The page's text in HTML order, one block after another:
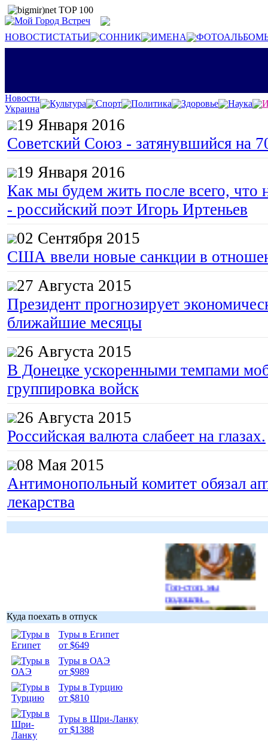
НОВОСТИСТАТЬИ СОННИК ИМЕНА
Новости
Украина
Культура Спорт Политика Здоровье Наука
19 Января 2016
Советский Союз - затянувшийся на
19 Января 2016
Как мы будем жить после всего, что
- российский поэт Игорь Иртеньев
02 Сентября 2015
США ввели новые санкции в
27 Августа 2015
Президент прогнозирует
ближайшие месяцы
26 Августа 2015
В Донецке ускоренными темпами
группировка войск
26 Августа 2015
Российская валюта слабеет на глазах.
08 Мая 2015
Антимонопольный комитет обязал
лекарства
Гоп-стоп, мы
подошли...
Куда поехать в отпуск
Туры в Египет
от $649
Туры в ОАЭ
от $989
Туры в Турцию
от $810
Туры в Шри-Ланку
от $1388